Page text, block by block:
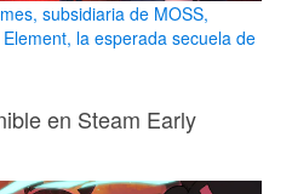
subsidiaria de MOSS,
la esperada secuela de
en Steam Early